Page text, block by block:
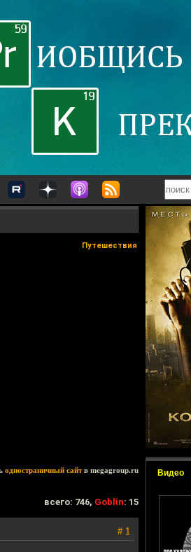
Видео
Путешествия
одностраничный сайтв megagroup.ru
всего: 746, Goblin: 15
# 1